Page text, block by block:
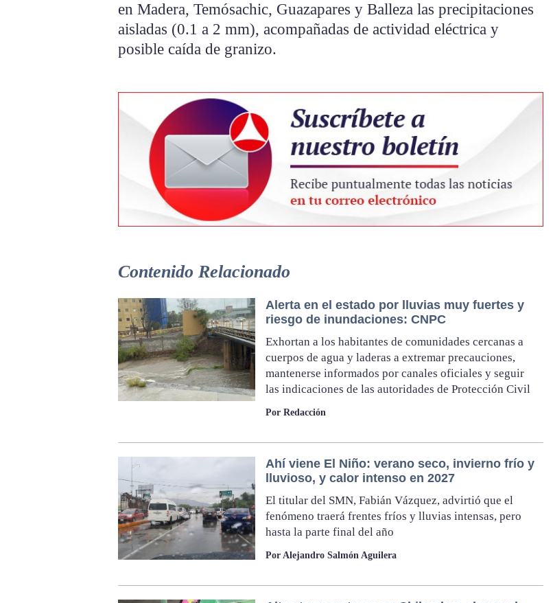
en Madera, Temósachic, Guazapares y Balleza las precipitaciones
aisladas (0.1 a 2 mm), acompañadas de actividad eléctrica y
posible caída de granizo.
Contenido Relacionado
Alerta en el estado por lluvias muy fuertes y
riesgo de inundaciones: CNPC
Exhortan a los habitantes de comunidades cercanas a
cuerpos de agua y laderas a extremar precauciones,
mantenerse informados por canales oficiales y seguir
las indicaciones de las autoridades de Protección Civil
Por Redacción
Ahí viene El Niño: verano seco, invierno frío y
lluvioso, y calor intenso en 2027
El titular del SMN, Fabián Vázquez, advirtió que el
fenómeno traerá frentes fríos y lluvias intensas, pero
hasta la parte final del año
Por Alejandro Salmón Aguilera